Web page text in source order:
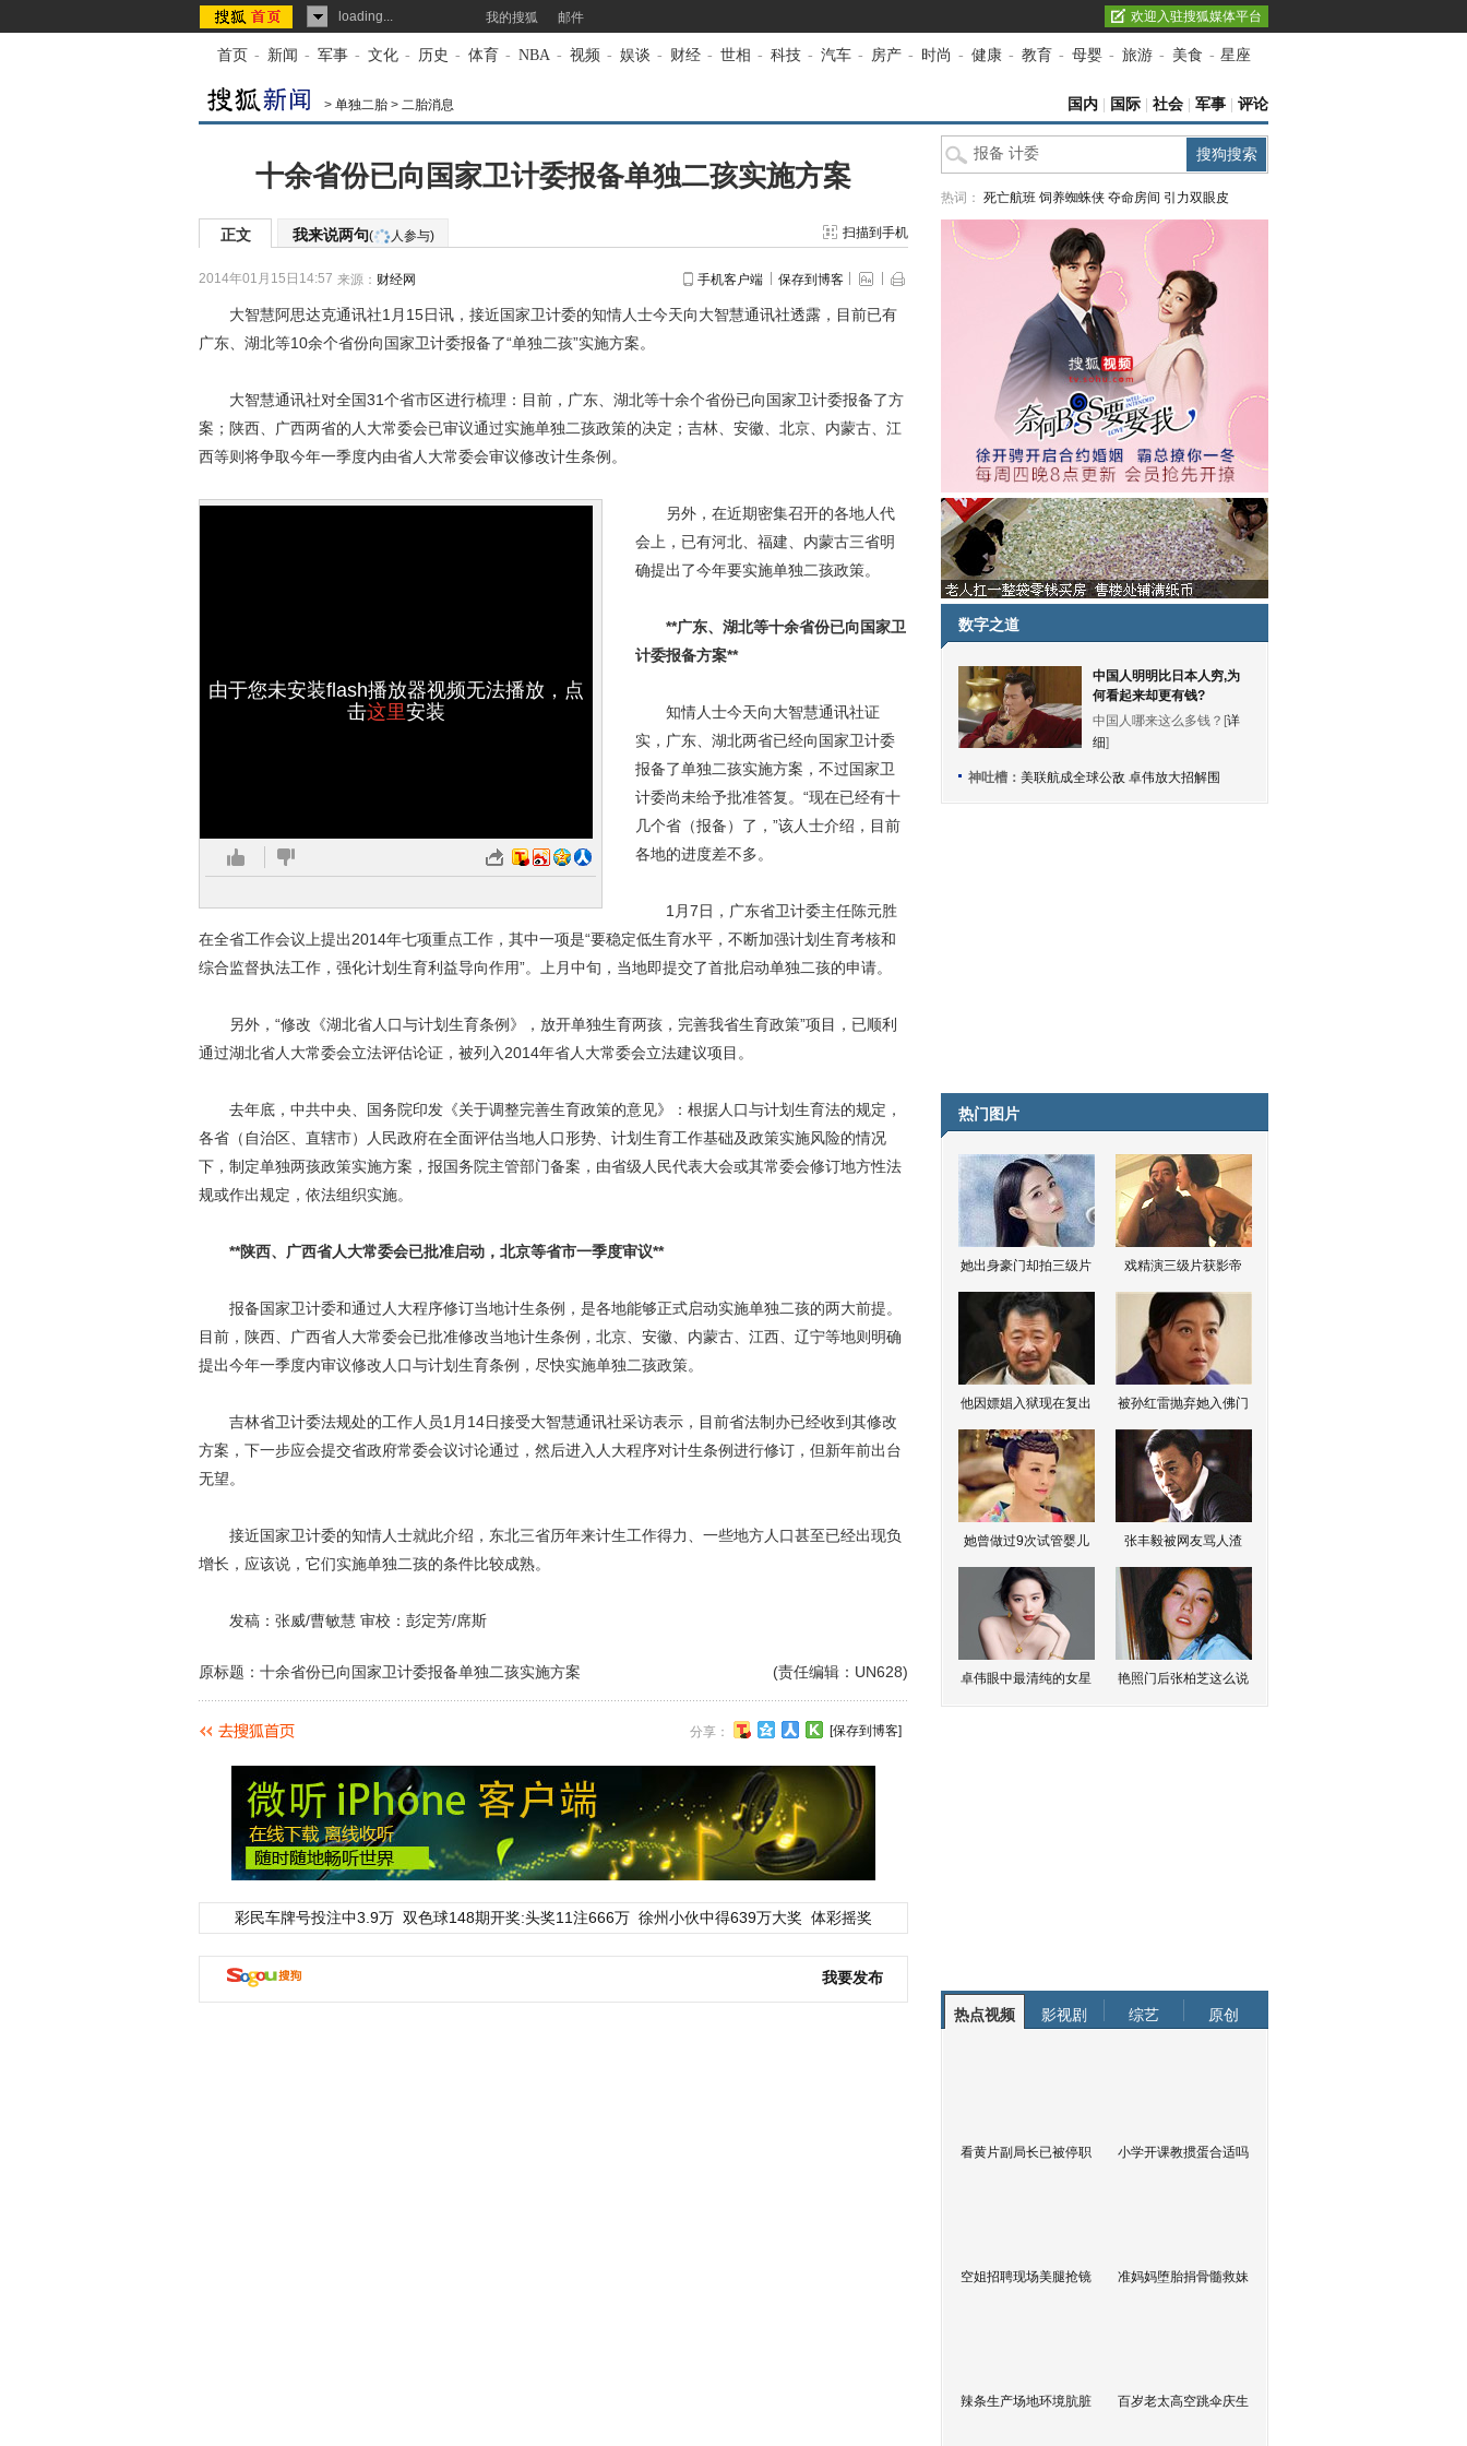
loading... 我的搜狐 邮件 欢迎入驻搜狐媒体平台
首页 - 新闻 - 军事 - 文化 - 历史 - 体育 - NBA - 视频 - 娱谈 - 财经 - 世相 - 科技 - 汽车 - 房产 - 时尚 - 健康 - 教育 - 母婴 - 旅游 - 美食 - 星座
> 单独二胎 > 二胎消息 国内 国际 社会 军事 评论
十余省份已向国家卫计委报备单独二孩实施方案
正文 我来说两句( 人参与) 扫描到手机
2014年01月15日14:57 来源： 财经网 手机客户端 保存到博客
大智慧阿思达克通讯社1月15日讯，接近国家卫计委的知情人士今天向大智慧通讯社透露，目前已有
广东、湖北等10余个省份向国家卫计委报备了“单独二孩”实施方案。
大智慧通讯社对全国31个省市区进行梳理：目前，广东、湖北等十余个省份已向国家卫计委报备了方
案；陕西、广西两省的人大常委会已审议通过实施单独二孩政策的决定；吉林、安徽、北京、内蒙古、江
西等则将争取今年一季度内由省人大常委会审议修改计生条例。
由于您未安装flash播放器视频无法播放，点
击这里安装
另外，在近期密集召开的各地人代
会上，已有河北、福建、内蒙古三省明
确提出了今年要实施单独二孩政策。
**广东、湖北等十余省份已向国家卫
计委报备方案**
知情人士今天向大智慧通讯社证
实，广东、湖北两省已经向国家卫计委
报备了单独二孩实施方案，不过国家卫
计委尚未给予批准答复。“现在已经有十
几个省（报备）了，”该人士介绍，目前
各地的进度差不多。
1月7日，广东省卫计委主任陈元胜
在全省工作会议上提出2014年七项重点工作，其中一项是“要稳定低生育水平，不断加强计划生育考核和
综合监督执法工作，强化计划生育利益导向作用”。上月中旬，当地即提交了首批启动单独二孩的申请。
另外，“修改《湖北省人口与计划生育条例》，放开单独生育两孩，完善我省生育政策”项目，已顺利
通过湖北省人大常委会立法评估论证，被列入2014年省人大常委会立法建议项目。
去年底，中共中央、国务院印发《关于调整完善生育政策的意见》：根据人口与计划生育法的规定，
各省（自治区、直辖市）人民政府在全面评估当地人口形势、计划生育工作基础及政策实施风险的情况
下，制定单独两孩政策实施方案，报国务院主管部门备案，由省级人民代表大会或其常委会修订地方性法
规或作出规定，依法组织实施。
**陕西、广西省人大常委会已批准启动，北京等省市一季度审议**
报备国家卫计委和通过人大程序修订当地计生条例，是各地能够正式启动实施单独二孩的两大前提。
目前，陕西、广西省人大常委会已批准修改当地计生条例，北京、安徽、内蒙古、江西、辽宁等地则明确
提出今年一季度内审议修改人口与计划生育条例，尽快实施单独二孩政策。
吉林省卫计委法规处的工作人员1月14日接受大智慧通讯社采访表示，目前省法制办已经收到其修改
方案，下一步应会提交省政府常委会议讨论通过，然后进入人大程序对计生条例进行修订，但新年前出台
无望。
接近国家卫计委的知情人士就此介绍，东北三省历年来计生工作得力、一些地方人口甚至已经出现负
增长，应该说，它们实施单独二孩的条件比较成熟。
发稿：张威/曹敏慧 审校：彭定芳/席斯
(责任编辑：UN628)
原标题：十余省份已向国家卫计委报备单独二孩实施方案
分享： [保存到博客]
彩民车牌号投注中3.9万 双色球148期开奖:头奖11注666万 徐州小伙中得639万大奖 体彩摇奖
我要发布
热词： 死亡航班 饲养蜘蛛侠 夺命房间 引力双眼皮
数字之道
中国人明明比日本人穷,为
何看起来却更有钱?
中国人哪来这么多钱？[详
细]
神吐槽： 美联航成全球公敌 卓伟放大招解围
热门图片
她出身豪门却拍三级片 戏精演三级片获影帝
他因嫖娼入狱现在复出 被孙红雷抛弃她入佛门
她曾做过9次试管婴儿 张丰毅被网友骂人渣
卓伟眼中最清纯的女星 艳照门后张柏芝这么说
热点视频 影视剧 综艺 原创
看黄片副局长已被停职 小学开课教掼蛋合适吗
空姐招聘现场美腿抢镜 准妈妈堕胎捐骨髓救妹
辣条生产场地环境肮脏 百岁老太高空跳伞庆生